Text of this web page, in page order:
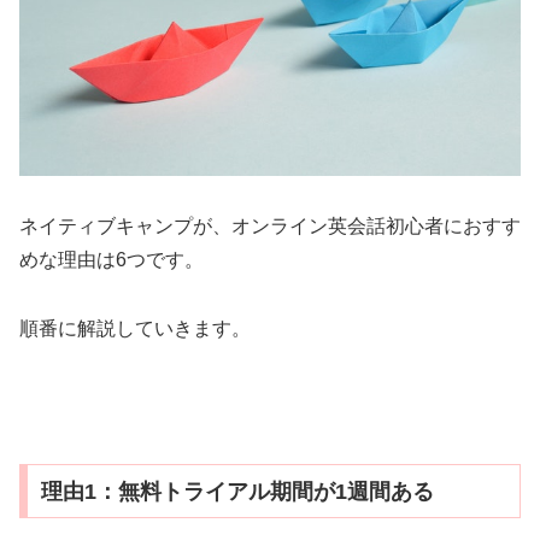
ネイティブキャンプが、オンライン英会話初心者におすす
めな理由は6つです。
順番に解説していきます。
理由1：無料トライアル期間が1週間ある